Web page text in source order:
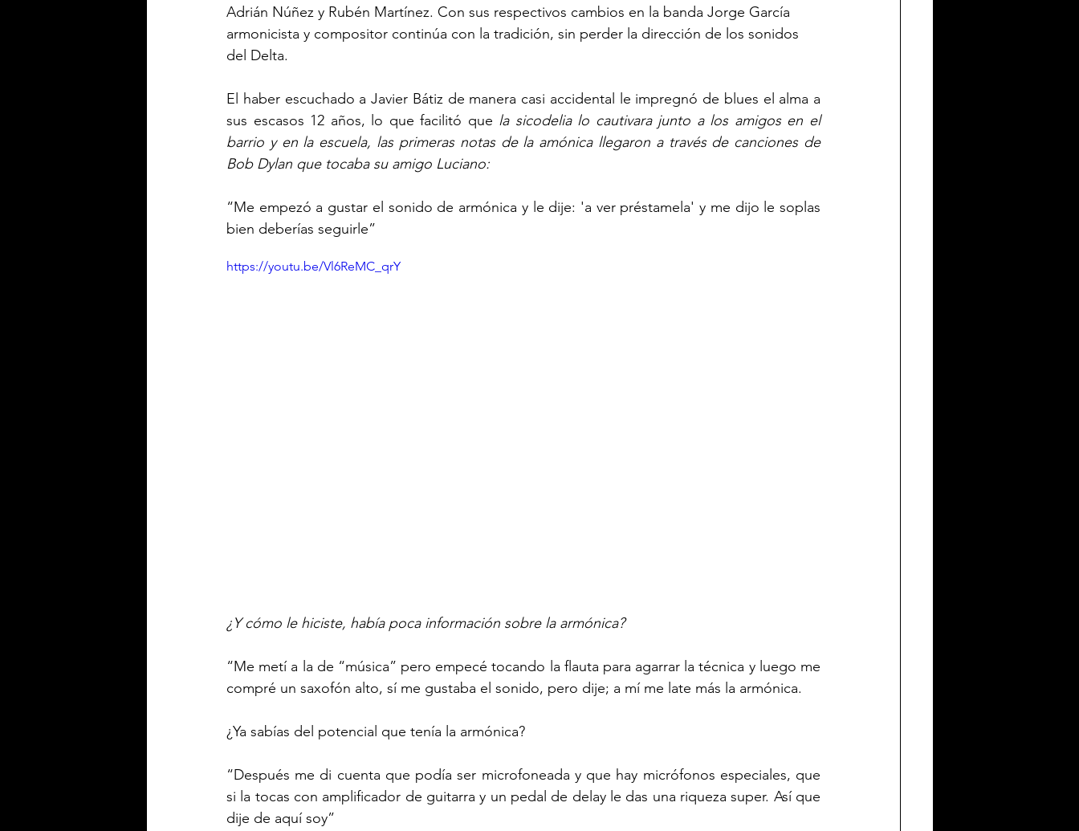
Adrián Núñez y Rubén Martínez. Con sus respectivos cambios en la banda Jorge García
armonicista y compositor continúa con la tradición, sin perder la dirección de los sonidos
del Delta.
El haber escuchado a Javier Bátiz de manera casi accidental le impregnó de blues el alma a
sus escasos 12 años, lo que facilitó que la sicodelia lo cautivara junto a los amigos en el
barrio y en la escuela, las primeras notas de la amónica llegaron a través de canciones de
Bob Dylan que tocaba su amigo Luciano:
“Me empezó a gustar el sonido de armónica y le dije: 'a ver préstamela' y me dijo le soplas
bien deberías seguirle”
https://youtu.be/Vl6ReMC_qrY
¿Y cómo le hiciste, había poca información sobre la armónica?
“Me metí a la de “música” pero empecé tocando la flauta para agarrar la técnica y luego me
compré un saxofón alto, sí me gustaba el sonido, pero dije; a mí me late más la armónica.
¿Ya sabías del potencial que tenía la armónica?
“Después me di cuenta que podía ser microfoneada y que hay micrófonos especiales, que
si la tocas con amplificador de guitarra y un pedal de delay le das una riqueza super. Así que
dije de aquí soy”